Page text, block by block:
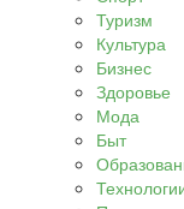
Туризм
Культура
Бизнес
Здоровье
Мода
Быт